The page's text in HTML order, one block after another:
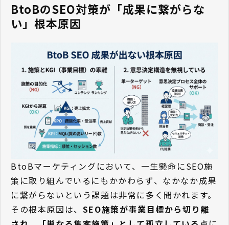
BtoBのSEO対策が「成果に繋がらな
い」根本原因
BtoBマーケティングにおいて、一生懸命にSEO施
策に取り組んでいるにもかかわらず、なかなか成果
に繋がらないという課題は非常に多く聞かれます。
その根本原因は、 SEO施策が事業目標から切り離